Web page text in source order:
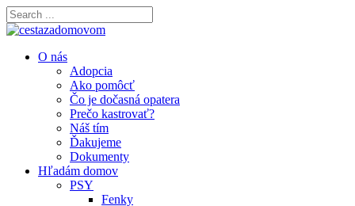
O nás
Adopcia
Ako pomôcť
Čo je dočasná opatera
Prečo kastrovať?
Náš tím
Ďakujeme
Dokumenty
Hľadám domov
PSY
Fenky